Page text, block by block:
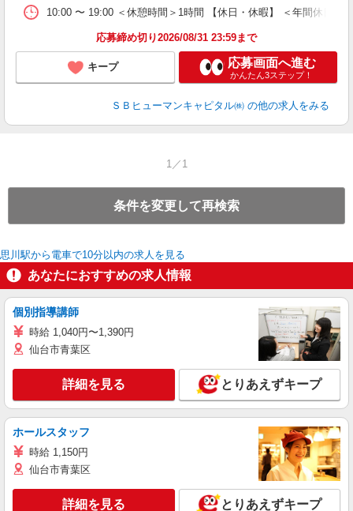
10:00 〜 19:00 ＜休憩時間＞1時間 【休日・休暇】 ＜年間休日
応募締め切り2026/08/31 23:59まで
キープ 応募画面へ進む
かんたん3ステップ！
ＳＢヒューマンキャピタル㈱ の他の求人をみる
1／1
条件を変更して再検索
思川駅から電車で10分以内の求人を見る
あなたにおすすめの求人情報
個別指導講師
時給 1,040円〜1,390円
仙台市青葉区
詳細を見る とりあえずキープ
ホールスタッフ
時給 1,150円
仙台市青葉区
詳細を見る とりあえずキープ